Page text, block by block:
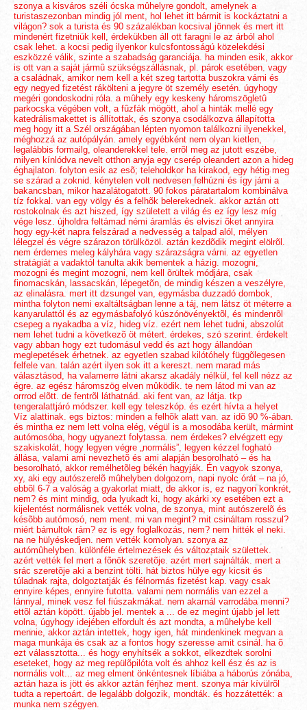
szonya a kisváros széli ócska mûhelyre gondolt, amelynek a
turistaszezonban mindig jól ment, hol lehet itt bármit is kockáztatni a
világon? sok a turista és 90 százalékban kocsival jönnek és mert itt
mindenért fizetniük kell, érdekükben áll ott faragni le az árból ahol
csak lehet. a kocsi pedig ilyenkor kulcsfontosságú közelekdési
eszközzé válik, szinte a szabadság garanciája. ha minden esik, akkor
is ott van a saját jármû szükségszállásnak, pl. párok esetében. vagy
a családnak, amikor nem kell a két szeg tartotta buszokra várni és
egy negyed fizetést rákölteni a jegyre öt személy esetén. úgyhogy
megéri gondoskodni róla. a mûhely egy keskeny háromszögletû
parkocska végében volt, a fûzfák mögött, ahol a hinták mellé egy
katedrálismakettet is állítottak, és szonya csodálkozva állapította
meg hogy itt a Szél országában lépten nyomon találkozni ilyenekkel,
méghozzá az autópályán. amely egyébként nem olyan kietlen,
legalábbis formailg, oleanderekkel tele. errõl meg az jutott eszébe,
milyen kínlódva nevelt otthon anyja egy cserép oleandert azon a hideg
éghajlaton. folyton esik az esõ; teleholdkor ha kirakod, egy hétig meg
se szárad a zoknid. kénytelen volt nedvesen felhúzni és így járni a
bakancsban, mikor hazalátogatott. 90 fokos páratartalom kombinálva
tíz fokkal. van egy völgy és a felhõk belerekednek. akkor aztán ott
rostokolnak és azt hiszed, így született a világ és ez így lesz míg
vége lesz. újholdra feltámad némi áramlás és elviszi õket annyira
hogy egy-két napra felszárad a nedvesség a talpad alól, mélyen
lélegzel és végre szárazon törülközöl. aztán kezdõdik megint elölrõl.
nem érdemes meleg kályhára vagy szárazságra várni. az egyetlen
stratágiát a vadaktól tanulta akik bementek a házig. mozogni,
mozogni és megint mozogni, nem kell õrültek módjára, csak
finomacskán, lassacskán, lépegetõn, de mindig készen a veszélyre,
az elinalásra. mert itt dzsungel van, egymásba duzzadó dombok,
mintha folyton nemi exaltáltságban lenne a táj, nem látsz öt méterre a
kanyarulattól és az egymásbafolyó kúszónövényektõl, és mindenrõl
csepeg a nyakadba a víz, hideg víz. ezért nem lehet tudni, abszolút
nem lehet tudni a következõ öt métert. érdekes, szó szerint. érdekelt
vagy abban hogy ezt tudomásul vedd és azt hogy állandóan
meglepetések érhetnek. az egyetlen szabad kilótóhely függõlegesen
felfele van. talán azért ilyen sok itt a kereszt. nem marad más
választásod, ha valamerre látni akarsz akadály nélkül, fel kell nézz az
égre. az egész háromszög elven mûködik. te nem látod mi van az
orrrod elõtt. de fentrõl láthatnád. aki fent van, az látja. tkp
tengeralattjáró módszer. kell egy teleszkóp. és ezért hívta a helyet
Víz alattinak. egs biztos: minden a felhõk alatt van. az idõ 90 %-ában.
és mintha ez nem lett volna elég, végül is a mosodába került, mármint
autómosóba, hogy ugyanezt folytassa. nem érdekes? elvégzett egy
szakiskolát, hogy legyen végre „normális”, legyen kézzel fogható
állása, valami ami nevezhetõ és ami alapján besorolható – és ha
besorolható, akkor remélhetõleg békén hagyják. Én vagyok szonya,
xy, aki egy autószerelõ mûhelyben dolgozom, napi nyolc órát – na jó,
ebbõl 6-7 a valóság a gyakorlat miatt, de akkor is, ez nagyon konkrét,
nem? és mint mindig, oda lyukadt ki, hogy akárki xy esetében ezt a
kijelentést normálisnek vették volna, de szonya, mint autószerelõ és
késõbb autómosó, nem ment. mi van megint? mit csináltam rosszul?
miért bámultok rám? ez is egy foglalkozás, nem? nem hitték el neki.
na ne hülyéskedjen. nem vették komolyan. szonya az
autómûhelyben. különféle értelmezések és változataik születtek.
azért vették fel mert a fõnök szeretõje. azért mert sajnálták. mert a
srác szeretõje aki a benzint tölti. hát biztos hülye egy kicsit és
túladnak rajta, dolgoztatják és félnormás fizetést kap. vagy csak
ennyire képes, ennyire futotta. valami nem normális van ezzel a
lánnyal, minek vesz fel fiúszakmákat. nem akarnál varrodába menni?
ettõl aztán köpött. újabb jel. mentek a ... de ez megint újabb jel lett
volna, úgyhogy idejében elfordult és azt mondta, a mûhelybe kell
mennie, akkor aztán intettek, hogy igen, hát mindenkinek megvan a
maga munkája és csak az a fontos hogy szeresse amit csinál. ha õ
ezt válassztotta... és hogy enyhítsék a sokkot, elkezdtek sorolni
eseteket, hogy az meg repülõpilóta volt és ahhoz kell ész és az is
normális volt... az meg elment önkéntesnek líbiába a háborús zónába,
aztán haza is jött és akkor aztán férjhez ment. szonya már kívülrõl
tudta a repertoárt. de legalább dolgozik, mondták. és hozzátették: a
munka nem szégyen.